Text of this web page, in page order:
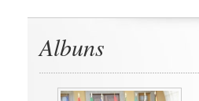
Albuns